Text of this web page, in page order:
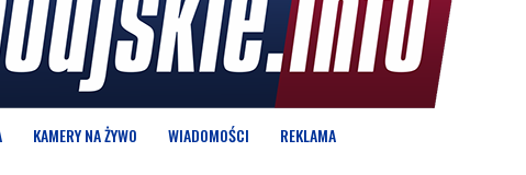
KAMERY NA ŻYWO WIADOMOŚCI REKLAMA